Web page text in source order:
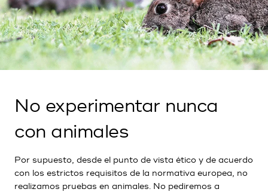
No experimentar nunca
con animales
Por supuesto, desde el punto de vista ético y de acuerdo
con los estrictos requisitos de la normativa europea, no
realizamos pruebas en animales. No pediremos a